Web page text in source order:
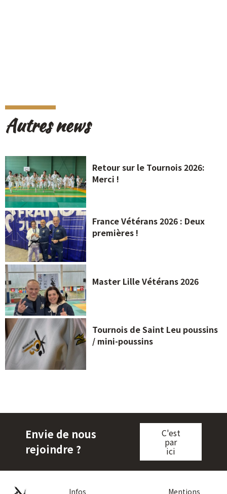
Autres news
Retour sur le Tournois 2026:
Merci !
France Vétérans 2026 : Deux
premières !
Master Lille Vétérans 2026
Tournois de Saint Leu poussins
/ mini-poussins
Envie de nous
rejoindre ?
C'est
par
ici
Infos Mentions